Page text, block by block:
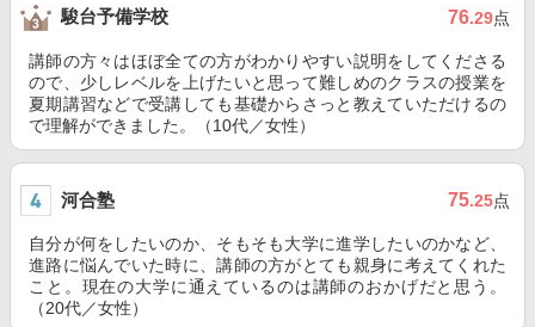
駿台予備学校 76.29点
講師の方々はほぼ全ての方がわかりやすい説明をしてくださる
ので、少しレベルを上げたいと思って難しめのクラスの授業を
夏期講習などで受講しても基礎からさっと教えていただけるの
で理解ができました。（10代／女性）
河合塾 75.25点
自分が何をしたいのか、そもそも大学に進学したいのかなど、
進路に悩んでいた時に、講師の方がとても親身に考えてくれた
こと。現在の大学に通えているのは講師のおかげだと思う。
（20代／女性）